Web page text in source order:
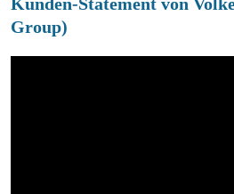
Group)